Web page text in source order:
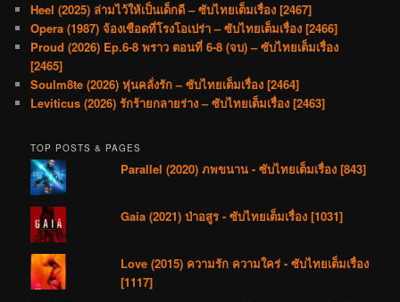
Heel (2025) ล่ามไว้ให้เป็นเด็กดี – ซับไทยเต็มเรื่อง [2467]
Opera (1987) จ้องเชือดที่โรงโอเปร่า – ซับไทยเต็มเรื่อง [2466]
Proud (2026) Ep.6-8 พราว ตอนที่ 6-8 (จบ) – ซับไทยเต็มเรื่อง
[2465]
Soulm8te (2026) หุ่นคลั่งรัก – ซับไทยเต็มเรื่อง [2464]
Leviticus (2026) รักร้ายกลายร่าง – ซับไทยเต็มเรื่อง [2463]
TOP POSTS & PAGES
Parallel (2020) ภพขนาน - ซับไทยเต็มเรื่อง [843]
Gaia (2021) ป่าอสูร - ซับไทยเต็มเรื่อง [1031]
Love (2015) ความรัก ความใคร่ - ซับไทยเต็มเรื่อง
[1117]